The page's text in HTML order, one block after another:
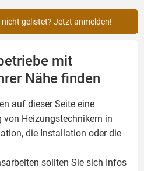
gelistet? Jetzt anmelden!
mit
Nähe finden
auf dieser Seite eine
Heizungstechnikern in
die Installation oder die
sollten Sie sich Infos